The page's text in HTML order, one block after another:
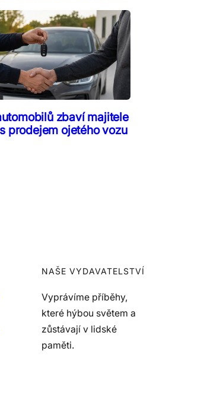
zbaví majitele
prodejem ojetého vozu
NAŠE VYDAVATELSTVÍ
Vyprávíme příběhy,
které hýbou světem a
zůstávají v lidské
paměti.